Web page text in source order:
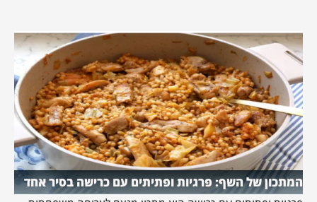
המתכון של השף: פרגיות ופתיתים עם כרישה בסיר אחד